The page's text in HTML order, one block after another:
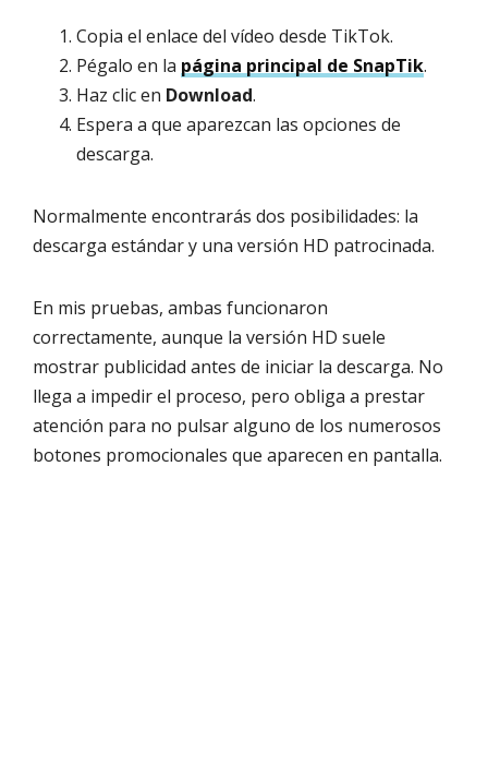
Copia el enlace del vídeo desde TikTok.
Pégalo en la página principal de SnapTik.
Haz clic en Download.
Espera a que aparezcan las opciones de
descarga.
Normalmente encontrarás dos posibilidades: la
descarga estándar y una versión HD patrocinada.
En mis pruebas, ambas funcionaron
correctamente, aunque la versión HD suele
mostrar publicidad antes de iniciar la descarga. No
llega a impedir el proceso, pero obliga a prestar
atención para no pulsar alguno de los numerosos
botones promocionales que aparecen en pantalla.